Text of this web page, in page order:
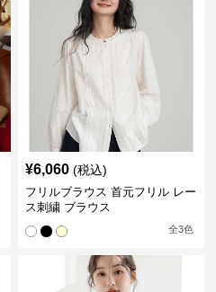
¥6,060 (税込)
フリルブラウス 首元フリル レー
ス刺繍 ブラウス
全3色